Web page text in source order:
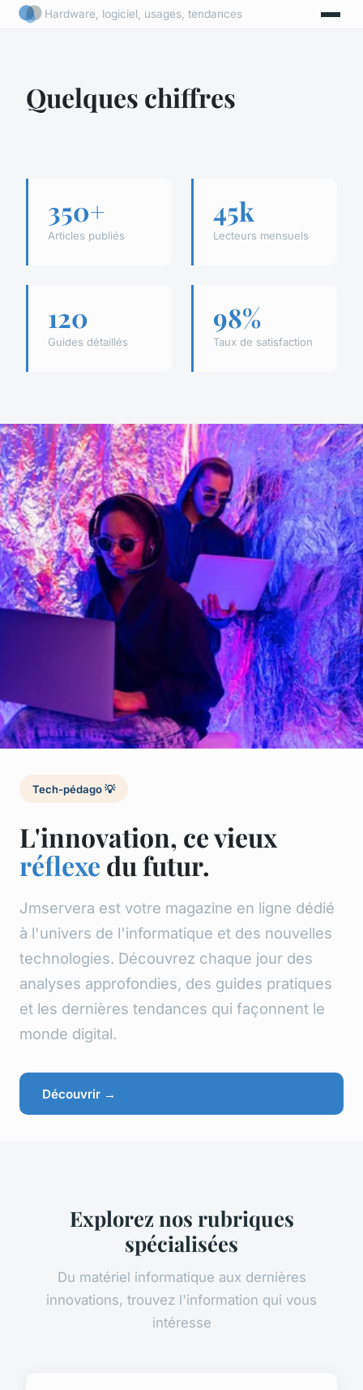
Hardware, logiciel, usages, tendances
Quelques chiffres
350+
Articles publiés
45k
Lecteurs mensuels
120
Guides détaillés
98%
Taux de satisfaction
Tech-pédago 💡
L'innovation, ce vieux
réflexe du futur.
Jmservera est votre magazine en ligne dédié
à l'univers de l'informatique et des nouvelles
technologies. Découvrez chaque jour des
analyses approfondies, des guides pratiques
et les dernières tendances qui façonnent le
monde digital.
Découvrir →
Explorez nos rubriques
spécialisées
Du matériel informatique aux dernières
innovations, trouvez l'information qui vous
intéresse